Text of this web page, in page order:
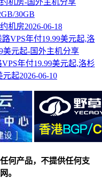
30GB
机房2026-06-18
年付19.99美元起,洛杉
元起2026-06-10
何产品，不提供任何支
。